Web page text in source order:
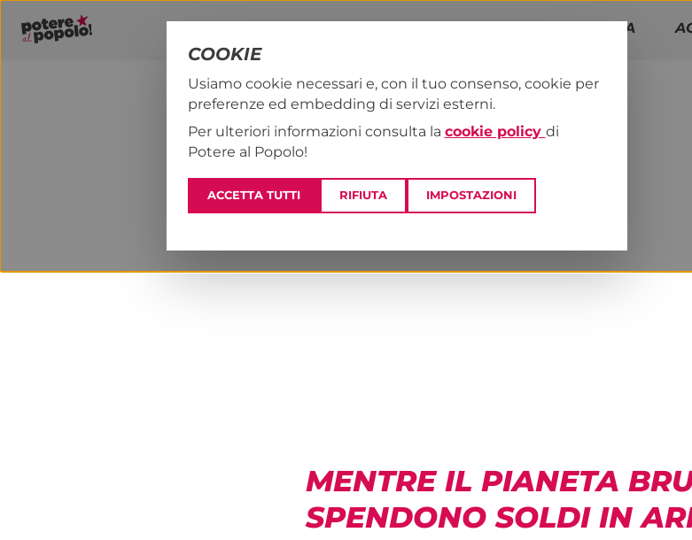
PROGRAMMA
PAP! NOTIZIE DAI TERRITORI
MENTRE IL PIANETA
SPENDONO SOLDI IN
COOKIE
Usiamo cookie necessari e, con il tuo consenso, cookie per
preferenze ed embedding di servizi esterni.
Per ulteriori informazioni consulta la cookie policy di
Potere al Popolo!
ACCETTA TUTTI RIFIUTA IMPOSTAZIONI